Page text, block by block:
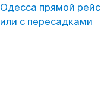
Одесса прямой рейс
или с пересадками